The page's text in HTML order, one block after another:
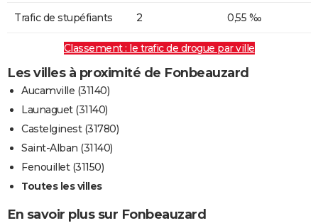
Trafic de stupéfiants 2 0,55 ‰
Classement : le trafic de drogue par ville
Les villes à proximité de Fonbeauzard
Aucamville (31140)
Launaguet (31140)
Castelginest (31780)
Saint-Alban (31140)
Fenouillet (31150)
Toutes les villes
En savoir plus sur Fonbeauzard